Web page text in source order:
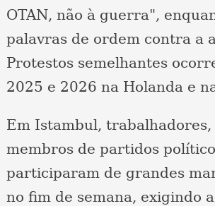
OTAN, não à guerra",
palavras de ordem contra a
Protestos semelhantes
2025 e 2026 na Holanda e
Em Istambul, trabalhadores,
membros de partidos
participaram de grandes
no fim de semana, exigindo